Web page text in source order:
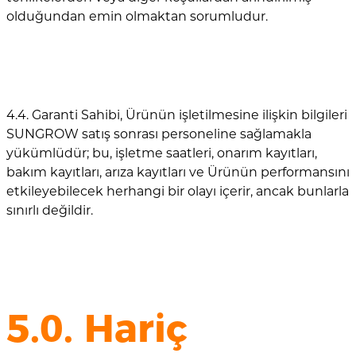
olduğundan emin olmaktan sorumludur.
4.4. Garanti Sahibi, Ürünün işletilmesine ilişkin bilgileri
SUNGROW satış sonrası personeline sağlamakla
yükümlüdür; bu, işletme saatleri, onarım kayıtları,
bakım kayıtları, arıza kayıtları ve Ürünün performansını
etkileyebilecek herhangi bir olayı içerir, ancak bunlarla
sınırlı değildir.
5.0. Hariç